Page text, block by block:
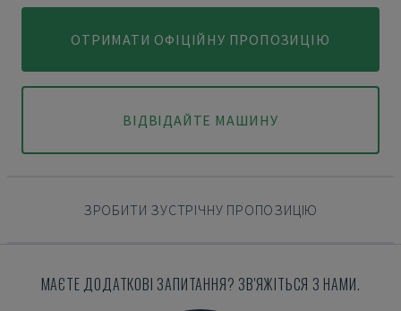
ОТРИМАТИ ОФІЦІЙНУ ПРОПОЗИЦІЮ
ВІДВІДАЙТЕ МАШИНУ
ЗРОБИТИ ЗУСТРІЧНУ ПРОПОЗИЦІЮ
МАЄТЕ ДОДАТКОВІ ЗАПИТАННЯ? ЗВ'ЯЖІТЬСЯ З НАМИ.